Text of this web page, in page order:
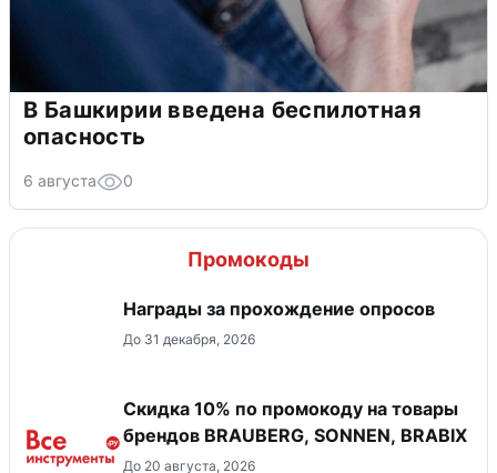
В Башкирии введена беспилотная
опасность
6 августа 0
Промокоды
Награды за прохождение опросов
До 31 декабря, 2026
Скидка 10% по промокоду на товары
брендов BRAUBERG, SONNEN, BRABIX
До 20 августа, 2026